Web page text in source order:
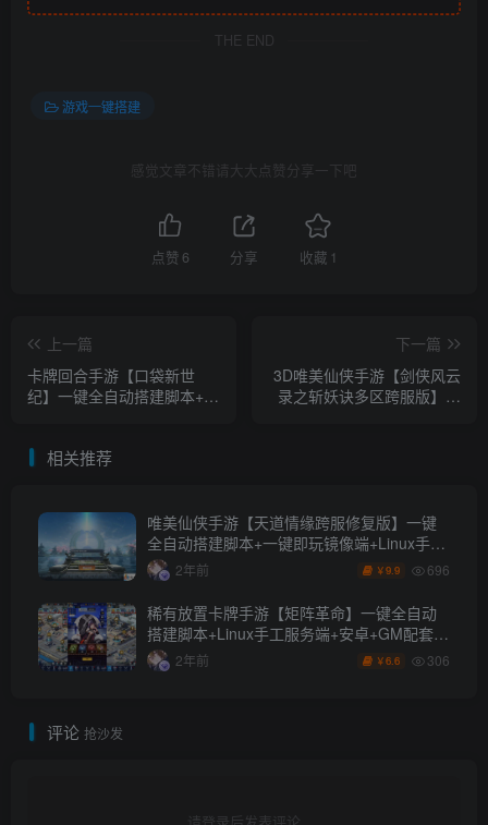
THE END
游戏一键搭建
感觉文章不错请大大点赞分享一下吧
点赞 6 分享 收藏 1
上一篇
卡牌回合手游【口袋新世
纪】一键全自动搭建脚本+管
下一篇
3D唯美仙侠手游【剑侠风云
录之斩妖诀多区跨服版】一
相关推荐
唯美仙侠手游【天道情缘跨服修复版】一键
全自动搭建脚本+一键即玩镜像端+Linux手工
服务端+安卓+GM授权后台+详细搭建教程
2年前 ￥9.9 696
稀有放置卡牌手游【矩阵革命】一键全自动
搭建脚本+Linux手工服务端+安卓+GM配套物
品后台+详细搭建教程
2年前 ￥6.6 306
评论 抢沙发